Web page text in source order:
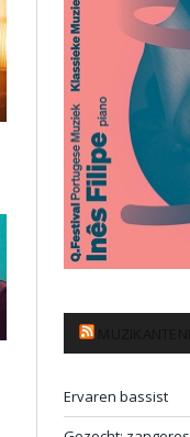
Ervaren bassist